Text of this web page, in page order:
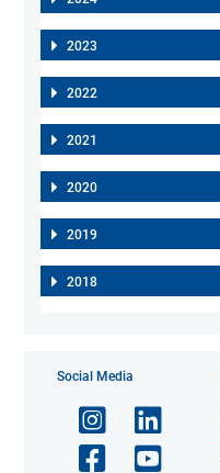
2023
2022
2021
2020
2019
2018
Social Media